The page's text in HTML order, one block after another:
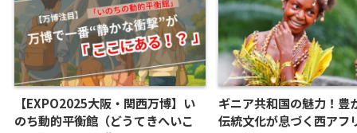
【EXPO2025大阪・関西万博】い
のち動的平衡館（どうてきへいこ
ギニア共和国の魅力！豊
伝統文化が息づく西アフ